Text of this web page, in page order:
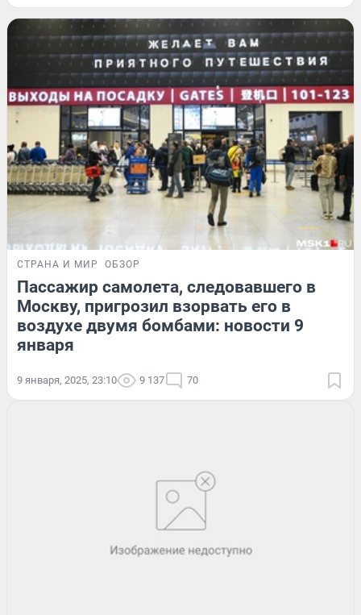
СТРАНА И МИР ОБЗОР
Пассажир самолета, следовавшего в
Москву, пригрозил взорвать его в
воздухе двумя бомбами: новости 9
января
9 января, 2025, 23:10 9 137 70